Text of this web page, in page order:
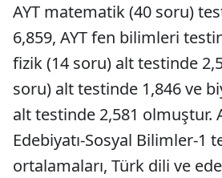
AYT matematik (40 soru)
6,859, AYT fen bilimleri
fizik (14 soru) alt testinde
soru) alt testinde 1,846 ve
alt testinde 2,581 olmuştur.
Edebiyatı-Sosyal Bilimler-1
ortalamaları, Türk dili ve